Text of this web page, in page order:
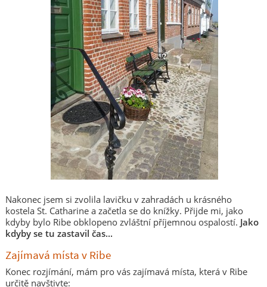
Nakonec jsem si zvolila lavičku v zahradách u krásného
kostela St. Catharine a začetla se do knížky. Přijde mi, jako
kdyby bylo Ribe obklopeno zvláštní příjemnou ospalostí. Jako
kdyby se tu zastavil čas...
Zajímavá místa v Ribe
Konec rozjímání, mám pro vás zajímavá místa, která v Ribe
určitě navštivte: